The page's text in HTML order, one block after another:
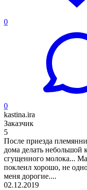
0
0
kastina.ira
Заказчик
5
После приезда
дома делать небольшой
сгущенного молока...
поклеил хорошо, не
меня дорогие....
02.12.2019